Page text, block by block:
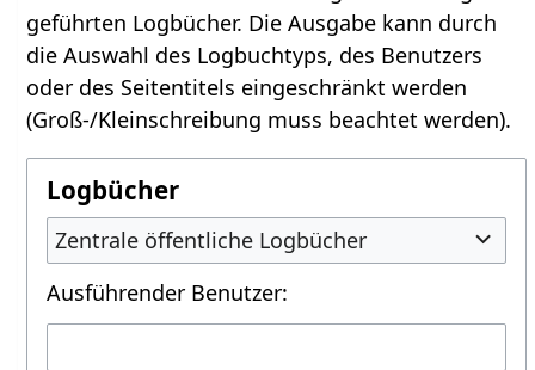
geführten Logbücher. Die Ausgabe kann durch
die Auswahl des Logbuchtyps, des Benutzers
oder des Seitentitels eingeschränkt werden
(Groß-/Kleinschreibung muss beachtet werden).
Logbücher
Zentrale öffentliche Logbücher
Ausführender Benutzer: